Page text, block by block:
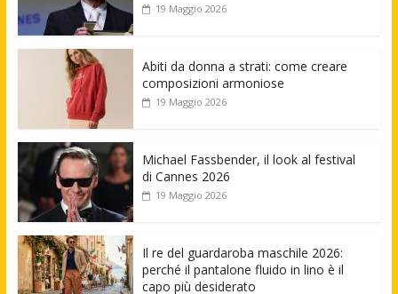
19 Maggio 2026
Abiti da donna a strati: come creare
composizioni armoniose
19 Maggio 2026
Michael Fassbender, il look al festival
di Cannes 2026
19 Maggio 2026
Il re del guardaroba maschile 2026:
perché il pantalone fluido in lino è il
capo più desiderato